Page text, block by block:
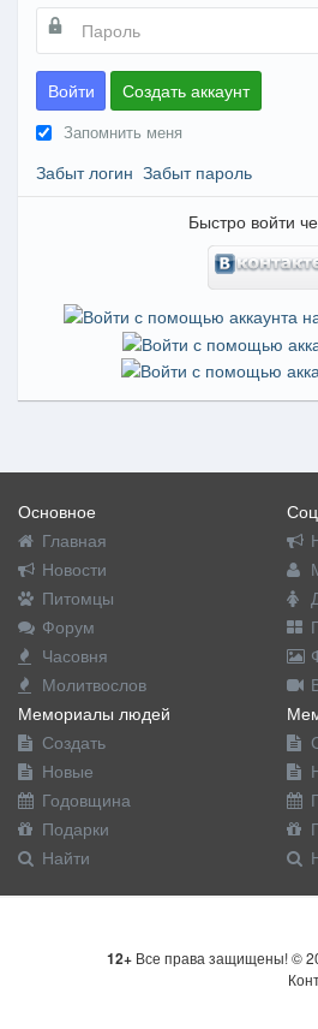
Войти Создать аккаунт
Запомнить меня
Забыт логин Забыт пароль
Быстро войти
Основное
Главная
Новости
Питомцы
Форум
Часовня
Молитвослов
Мемориалы людей
Создать
Новые
Годовщина
Подарки
Найти
12+ Все права защищены! ©